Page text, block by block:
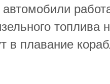
топлива
в плавание